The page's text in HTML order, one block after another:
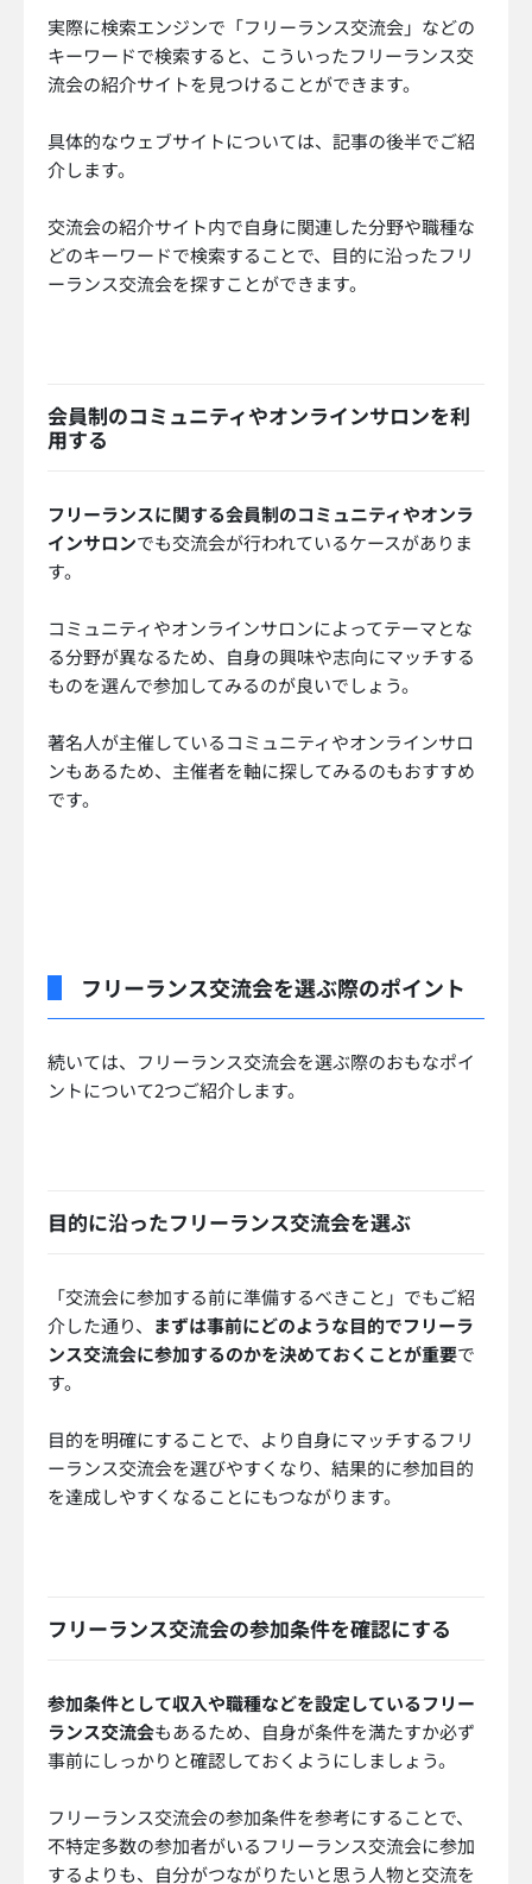
実際に検索エンジンで「フリーランス交流会」などの
キーワードで検索すると、こういったフリーランス交
流会の紹介サイトを見つけることができます。
具体的なウェブサイトについては、記事の後半でご紹
介します。
交流会の紹介サイト内で自身に関連した分野や職種な
どのキーワードで検索することで、目的に沿ったフリ
ーランス交流会を探すことができます。
会員制のコミュニティやオンラインサロンを利
用する
フリーランスに関する会員制のコミュニティやオンラ
インサロンでも交流会が行われているケースがありま
す。
コミュニティやオンラインサロンによってテーマとな
る分野が異なるため、自身の興味や志向にマッチする
ものを選んで参加してみるのが良いでしょう。
著名人が主催しているコミュニティやオンラインサロ
ンもあるため、主催者を軸に探してみるのもおすすめ
です。
フリーランス交流会を選ぶ際のポイント
続いては、フリーランス交流会を選ぶ際のおもなポイ
ントについて2つご紹介します。
目的に沿ったフリーランス交流会を選ぶ
「交流会に参加する前に準備するべきこと」でもご紹
介した通り、 まずは事前にどのような目的でフリーラ
ンス交流会に参加するのかを決めておくことが重要で
す。
目的を明確にすることで、より自身にマッチするフリ
ーランス交流会を選びやすくなり、結果的に参加目的
を達成しやすくなることにもつながります。
フリーランス交流会の参加条件を確認にする
参加条件として収入や職種などを設定しているフリー
ランス交流会もあるため、自身が条件を満たすか必ず
事前にしっかりと確認しておくようにしましょう。
フリーランス交流会の参加条件を参考にすることで、
不特定多数の参加者がいるフリーランス交流会に参加
するよりも、自分がつながりたいと思う人物と交流を